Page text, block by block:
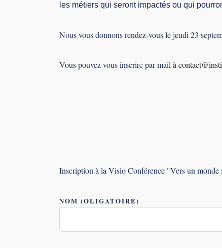
les métiers qui seront impactés ou qui
Nous vous donnons rendez-vous le jeudi 23
Vous pouvez vous inscrire par mail à
Inscription à la Visio Conférence "Vers un monde
NOM (OLIGATOIRE)